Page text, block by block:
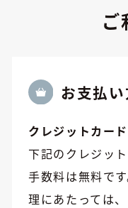
ご
お⽀払
クレジットカード
下記のクレジッ
手数料は無料で
理にあたっては